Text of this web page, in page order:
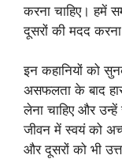
करना चाहिए। हमें
दूसरों की मदद करना
इन कहानियों को
असफलता के बाद
लेना चाहिए और
जीवन में स्वयं को
और दूसरों को भी